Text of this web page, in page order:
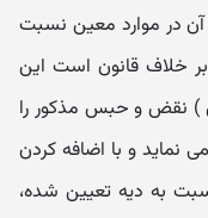
در موارد معین نسبت
بر خلاف قانون است این
) نقض و حبس مذکور را
می نماید و با اضافه کردن
نسبت به دیه تعیین شده،